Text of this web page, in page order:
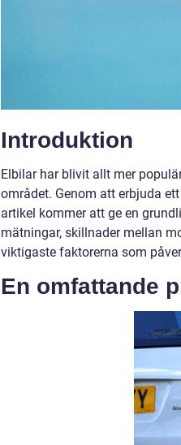
Introduktion
Elbilar har blivit allt mer
området. Genom att erbjuda
artikel kommer att ge en
mätningar, skillnader mellan
viktigaste faktorerna som
En omfattande